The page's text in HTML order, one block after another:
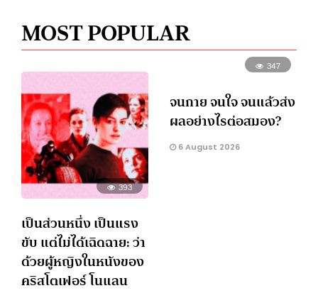
MOST POPULAR
393
เป็นส่วนหนึ่ง เป็นแรง
ขับ แต่ไม่ได้เฉิดฉาย: ว่า
ด้วยผู้หญิงในหนังของ
คริสโตเฟอร์ โนแลน
347
จนกาย จนใจ จนแล้วส่ง
ผลอย่างไรต่อสมอง?
6 August 2026